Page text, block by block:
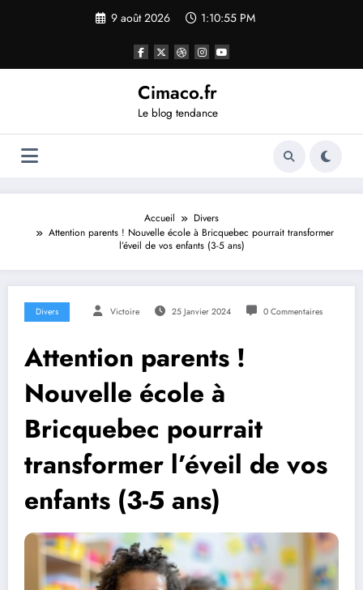
9 août 2026 1:10:55 PM
Cimaco.fr
Le blog tendance
Accueil
Divers
Attention parents ! Nouvelle école à Bricquebec pourrait transformer
l’éveil de vos enfants (3-5 ans)
Divers Victoire 25 Janvier 2024 0 Commentaires
Attention parents !
Nouvelle école à
Bricquebec pourrait
transformer l’éveil de vos
enfants (3-5 ans)